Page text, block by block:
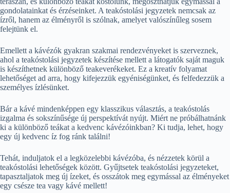
gondolatainkat és érzéseinket. A teakóstolási jegyzetek nemcsak az
ízről, hanem az élményről is szólnak, amelyet valószínűleg sosem
felejtünk el.
Emellett a kávézók gyakran szakmai rendezvényeket is szerveznek,
ahol a teakóstolási jegyzetek készítése mellett a látogatók saját maguk
is készíthetnek különböző teakeverékeket. Ez a kreatív folyamat
lehetőséget ad arra, hogy kifejezzük egyéniségünket, és felfedezzük a
személyes ízlésünket.
Bár a kávé mindenképpen egy klasszikus választás, a teakóstolás
izgalma és sokszínűsége új perspektívát nyújt. Miért ne próbálhatnánk
ki a különböző teákat a kedvenc kávézóinkban? Ki tudja, lehet, hogy
egy új kedvenc íz fog ránk találni!
Tehát, induljatok el a legközelebbi kávézóba, és nézzetek körül a
teakóstolási lehetőségek között. Gyűjtsetek teakóstolási jegyzeteket,
tapasztaljatok meg új ízeket, és osszátok meg egymással az élményeket
egy csésze tea vagy kávé mellett!